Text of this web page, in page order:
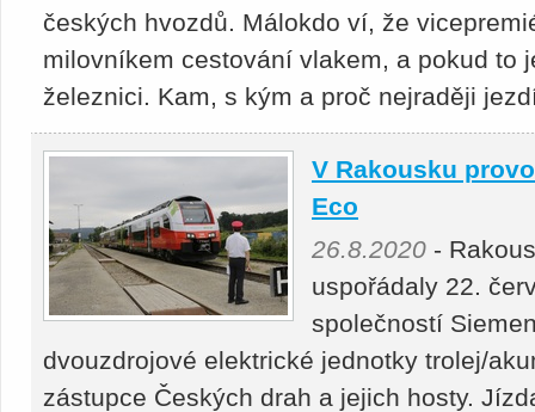
českých hvozdů. Málokdo ví, že
milovníkem cestování vlakem, a pokud to
železnici. Kam, s kým a proč nejraději
V Rakousku
Eco
26.8.2020 -
uspořádaly 22.
společností
dvouzdrojové elektrické jednotky trolej/
zástupce Českých drah a jejich hosty.